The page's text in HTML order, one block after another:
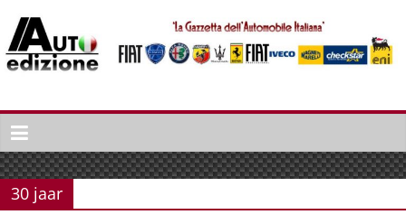
naar
inhoud
Auto
Edizione
La
Gazetta
dell'Automobile
30 jaar